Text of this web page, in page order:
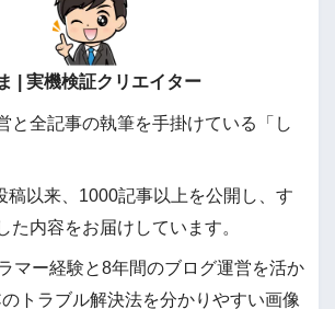
| 実機検証クリエイター
と全記事の執筆を手掛けている「し
稿以来、1000記事以上を公開し、す
た内容をお届けしています。
マー経験と8年間のブログ運営を活か
トラブル解決法を分かりやすい画像